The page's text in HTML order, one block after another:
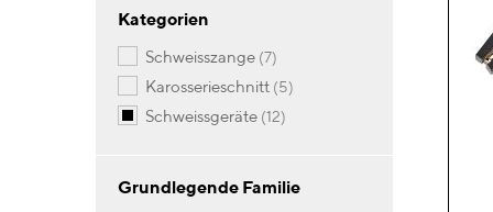
Kategorien
schweisszange 7Artikel
karosserieschnitt 5Artikel
schweissgeräte 12Artikel
Grundlegende Familie